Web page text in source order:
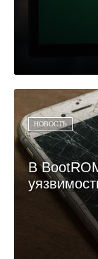
НОВОСТЬ
В